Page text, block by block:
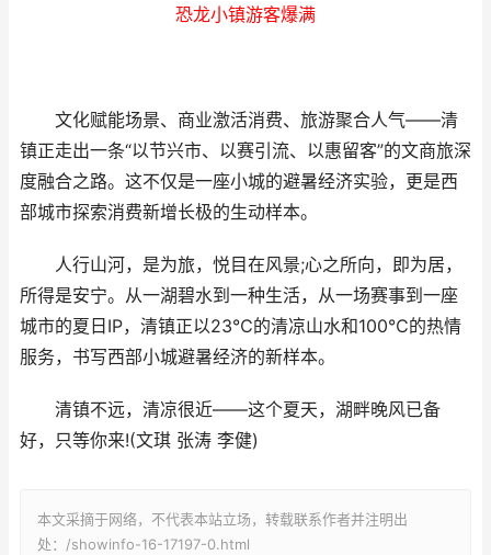
恐龙小镇游客爆满
文化赋能场景、商业激活消费、旅游聚合人气——清
镇正走出一条“以节兴市、以赛引流、以惠留客”的文商旅深
度融合之路。这不仅是一座小城的避暑经济实验，更是西
部城市探索消费新增长极的生动样本。
人行山河，是为旅，悦目在风景;心之所向，即为居，
所得是安宁。从一湖碧水到一种生活，从一场赛事到一座
城市的夏日IP，清镇正以23℃的清凉山水和100℃的热情
服务，书写西部小城避暑经济的新样本。
清镇不远，清凉很近——这个夏天，湖畔晚风已备
好，只等你来!(文琪 张涛 李健)
本文采摘于网络，不代表本站立场，转载联系作者并注明出
处：/showinfo-16-17197-0.html